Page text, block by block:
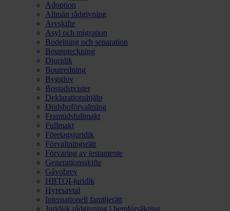
Adoption
Allmän rådgivning
Arvskifte
Asyl och migration
Bodelning och separation
Bouppteckning
Djuridik
Boutredning
Bygglov
Bostadstvister
Deklarationshjälp
Dödsboförvaltning
Framtidsfullmakt
Fullmakt
Företagsjuridik
Förvaltningsrätt
Förvaring av testamente
Generationsskifte
Gåvobrev
HBTQI-juridik
Hyresavtal
Internationell familjerätt
Juridisk rådgivning i hemförsäkring